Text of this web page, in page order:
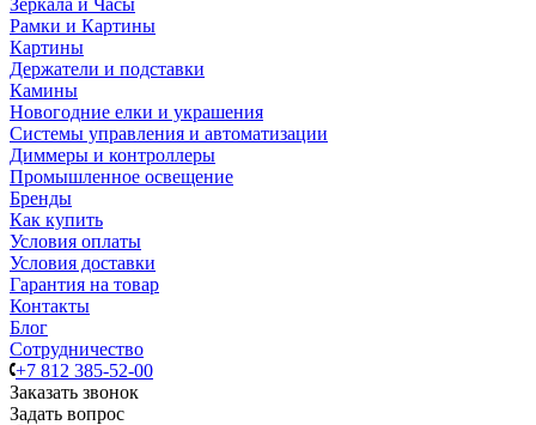
Зеркала и Часы
Рамки и Картины
Картины
Держатели и подставки
Камины
Новогодние елки и украшения
Системы управления и автоматизации
Диммеры и контроллеры
Промышленное освещение
Бренды
Как купить
Условия оплаты
Условия доставки
Гарантия на товар
Контакты
Блог
Сотрудничество
+7 812 385-52-00
Заказать звонок
Задать вопрос